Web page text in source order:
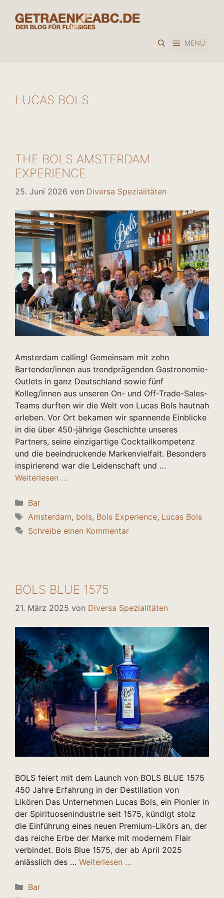
Inhalt
springen
MENÜ
LUCAS BOLS
THE BOLS AMSTERDAM
EXPERIENCE
25. Juni 2026 von Diversa Spezialitäten
Amsterdam calling! Gemeinsam mit zehn
Bartender/innen aus trendprägenden Gastronomie-
Outlets in ganz Deutschland sowie fünf
Kolleg/innen aus unseren On- und Off-Trade-Sales-
Teams durften wir die Welt von Lucas Bols hautnah
erleben. Vor Ort bekamen wir spannende Einblicke
in die über 450-jährige Geschichte unseres
Partners, seine einzigartige Cocktailkompetenz
und die beeindruckende Markenvielfalt. Besonders
inspirierend war die Leidenschaft und …
Weiterlesen …
Kategorien
Bar
Schlagwörter
Amsterdam, bols, Bols Experience, Lucas Bols
Schreibe einen Kommentar
BOLS BLUE 1575
21. März 2025 von Diversa Spezialitäten
BOLS feiert mit dem Launch von BOLS BLUE 1575
450 Jahre Erfahrung in der Destillation von
Likören Das Unternehmen Lucas Bols, ein Pionier in
der Spirituosenindustrie seit 1575, kündigt stolz
die Einführung eines neuen Premium-Likörs an, der
das reiche Erbe der Marke mit modernem Flair
verbindet. Bols Blue 1575, der ab April 2025
anlässlich des … Weiterlesen …
Kategorien
Bar